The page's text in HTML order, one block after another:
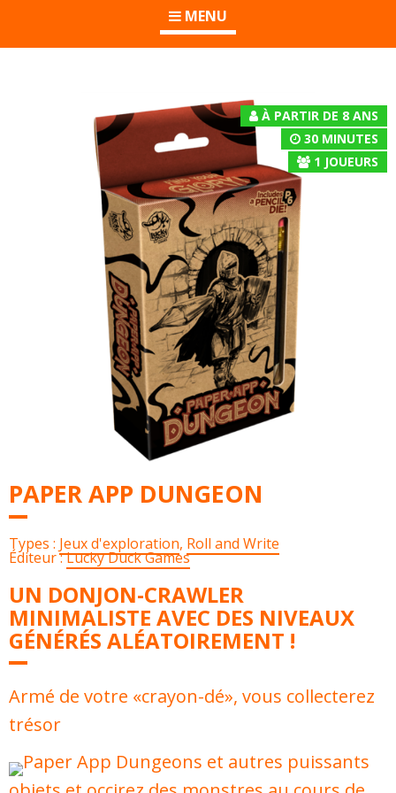
MENU
À PARTIR DE 8 ANS
30 MINUTES
1 JOUEURS
PAPER APP DUNGEON
Types : Jeux d'exploration, Roll and Write
Éditeur :Lucky Duck Games
UN DONJON-CRAWLER
MINIMALISTE AVEC DES NIVEAUX
GÉNÉRÉS ALÉATOIREMENT !
Armé de votre «crayon-dé», vous collecterez
trésor
s et autres puissants